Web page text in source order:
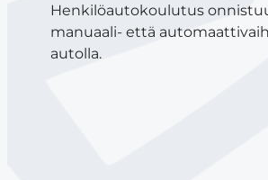
Henkilöautokoulutus
manuaali- että
autolla.